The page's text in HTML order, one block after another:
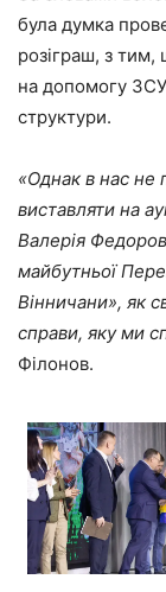
була думка
розіграш, з
на допомогу
структури.
«Однак в нас не
виставляти на
Валерія
майбутньої
Вінничани», як
справи, яку ми
Філонов.